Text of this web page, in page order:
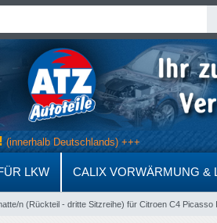
(innerhalb Deutschlands) +++
LKW CALIX VORWÄRMUNG &
n (Rückteil - dritte Sitzreihe) für Citroen C4 Picasso